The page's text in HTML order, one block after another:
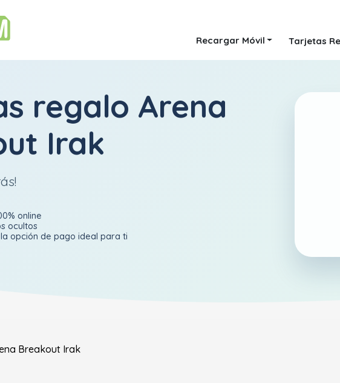
Recargar Móvil Tarjetas
regalo Arena
Irak
online
ocultos
opción de pago ideal para ti
Breakout Irak